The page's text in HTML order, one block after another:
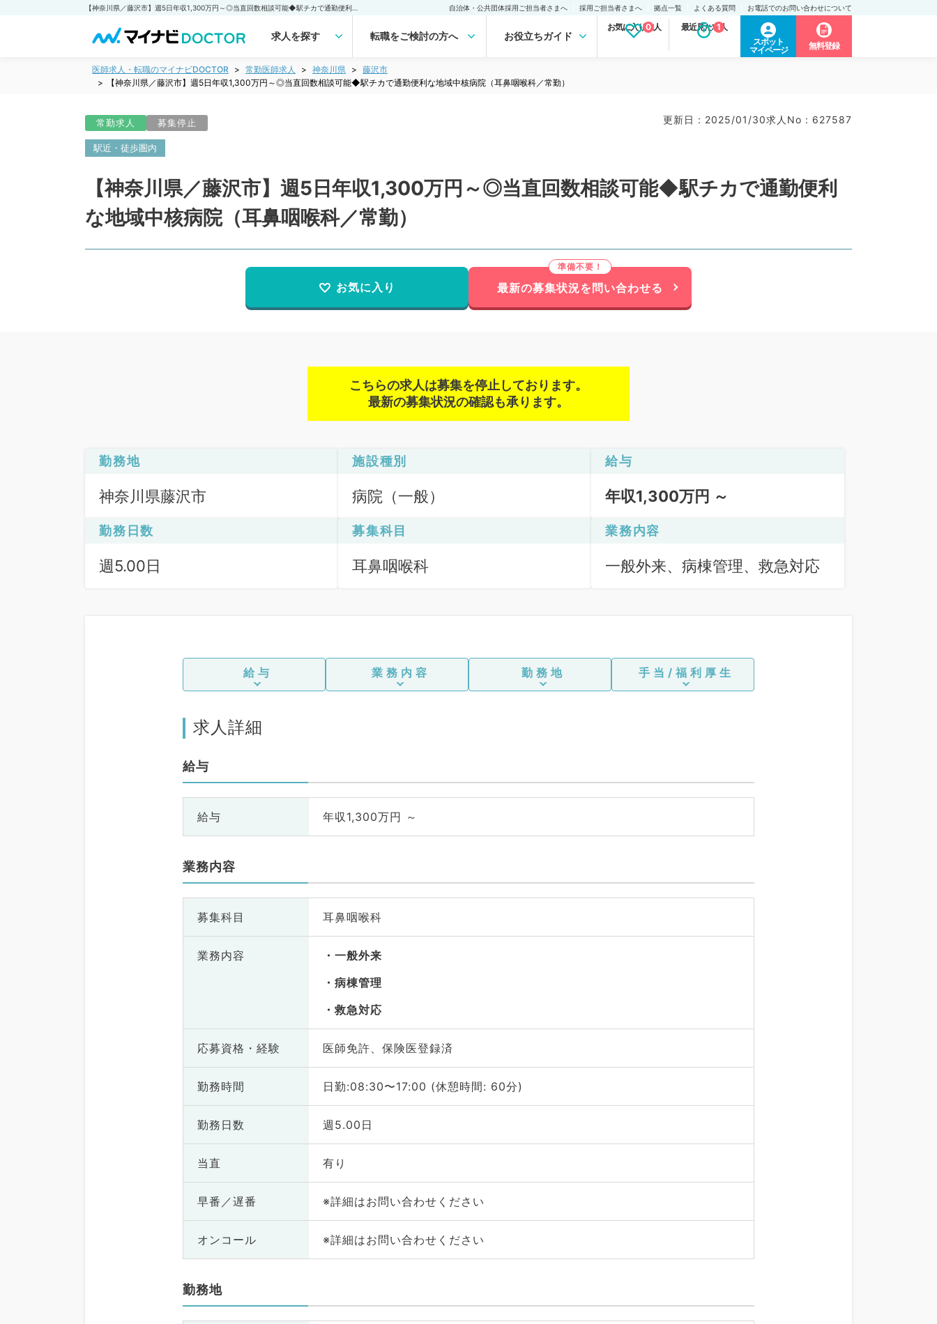
自治体・公共団体採用ご担当者さまへ 採用ご担当者さまへ 拠点一覧 よくある質問 お電話でのお問い合わせについて
求人を探す 転職をご検討の方へ お役立ちガイド
お気に入り求人
0 最近見た求人
1
スポット
マイページ
無料登録
医師求人・転職のマイナビDOCTOR 常勤医師求人 神奈川県
藤沢市
【神奈川県／藤沢市】週5日年収1,300万円～◎当直回数相談可能◆駅チカで通勤便利な地域中核病院（耳鼻咽喉科／常勤）
常勤求人 募集停止 更新日 : 2025/01/30求人No : 627587
駅近・徒歩圏内
【神奈川県／藤沢市】週5日年収1,300万円～◎当直回数相談可能◆駅チカで通勤便利
な地域中核病院（耳鼻咽喉科／常勤）
お気に入り 最新の募集状況を問い合わせる
こちらの求人は募集を停止しております。
最新の募集状況の確認も承ります。
勤務地
神奈川県藤沢市
施設種別
病院（一般）
給与
年収1,300万円 ～
勤務日数
週5.00日
募集科目
耳鼻咽喉科
業務内容
一般外来、病棟管理、救急対応
給与 業務内容 勤務地 手当/福利厚生
求人詳細
給与
給与 年収1,300万円 ～
業務内容
募集科目 耳鼻咽喉科
業務内容
一般外来
病棟管理
救急対応
応募資格・ 経験 医師免許、保険医登録済
勤務時間 日勤:08:30〜17:00 (休憩時間: 60分)
勤務日数 週5.00日
当直 有り
早番／遅番 ※詳細はお問い合わせください
オンコール ※詳細はお問い合わせください
勤務地